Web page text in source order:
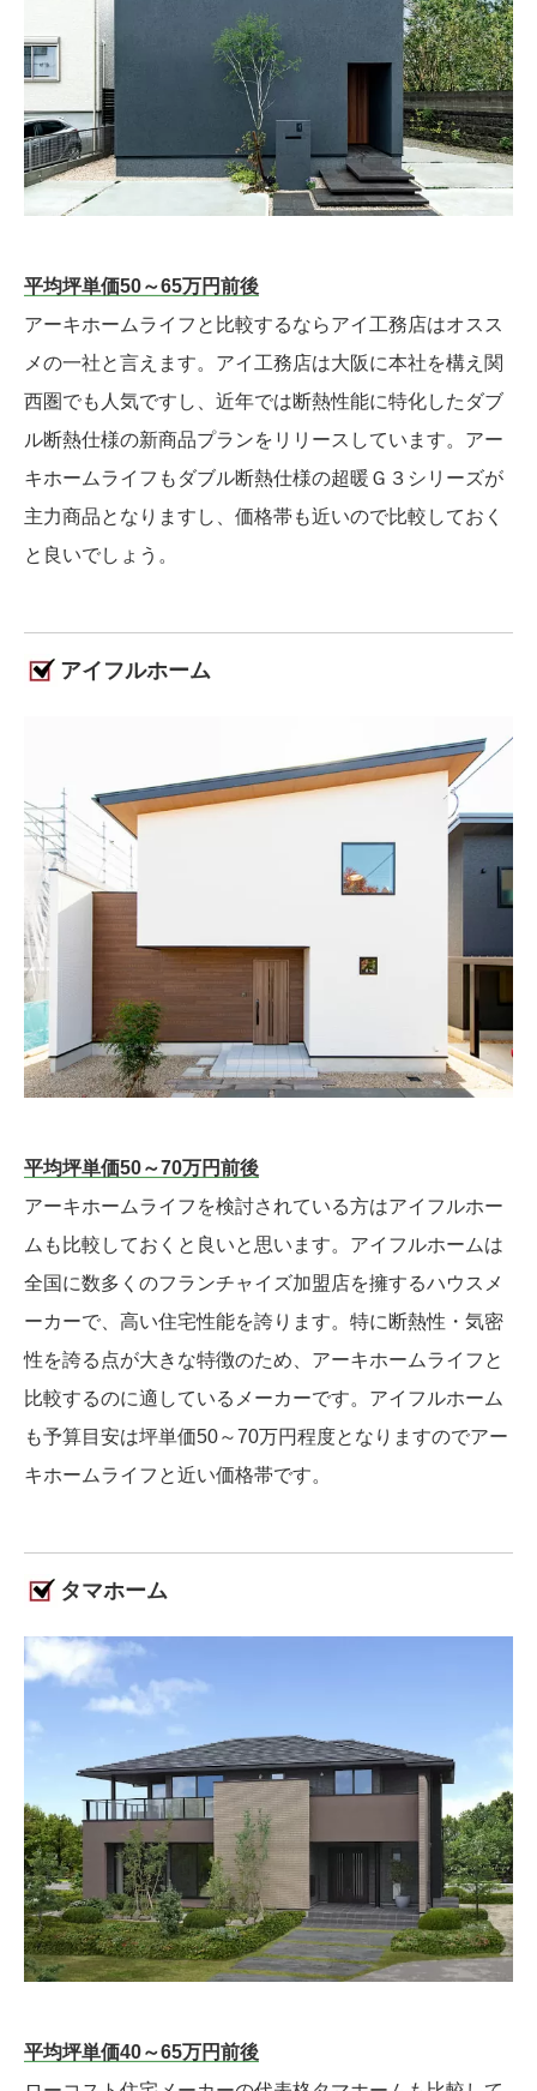
平均坪単価50～65万円前後
アーキホームライフと比較するならアイ工務店はオスス
メの一社と言えます。アイ工務店は大阪に本社を構え関
西圏でも人気ですし、近年では断熱性能に特化したダブ
ル断熱仕様の新商品プランをリリースしています。アー
キホームライフもダブル断熱仕様の超暖Ｇ３シリーズが
主力商品となりますし、価格帯も近いので比較しておく
と良いでしょう。
アイフルホーム
平均坪単価50～70万円前後
アーキホームライフを検討されている方はアイフルホー
ムも比較しておくと良いと思います。アイフルホームは
全国に数多くのフランチャイズ加盟店を擁するハウスメ
ーカーで、高い住宅性能を誇ります。特に断熱性・気密
性を誇る点が大きな特徴のため、アーキホームライフと
比較するのに適しているメーカーです。アイフルホーム
も予算目安は坪単価50～70万円程度となりますのでアー
キホームライフと近い価格帯です。
タマホーム
平均坪単価40～65万円前後